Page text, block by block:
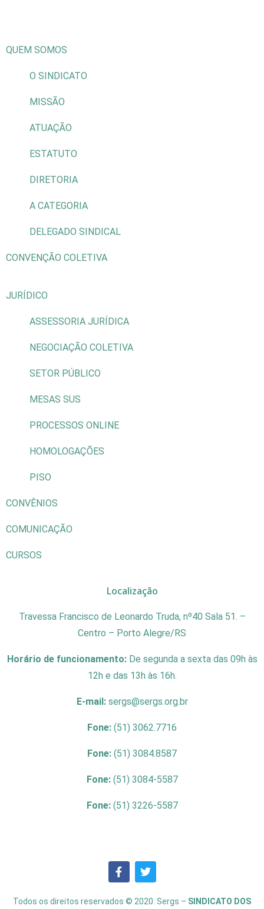
QUEM SOMOS
O SINDICATO
MISSÃO
ATUAÇÃO
ESTATUTO
DIRETORIA
A CATEGORIA
DELEGADO SINDICAL
CONVENÇÃO COLETIVA
JURÍDICO
ASSESSORIA JURÍDICA
NEGOCIAÇÃO COLETIVA
SETOR PÚBLICO
MESAS SUS
PROCESSOS ONLINE
HOMOLOGAÇÕES
PISO
CONVÊNIOS
COMUNICAÇÃO
CURSOS
Localização
Travessa Francisco de Leonardo Truda, nº40 Sala 51. –
Centro – Porto Alegre/RS
Horário de funcionamento: De segunda a sexta das 09h às
12h e das 13h às 16h.
E-mail: sergs@sergs.org.br
Fone: (51) 3062.7716
Fone: (51) 3084.8587
Fone: (51) 3084-5587
Fone: (51) 3226-5587
Todos os direitos reservados © 2020. Sergs – SINDICATO DOS